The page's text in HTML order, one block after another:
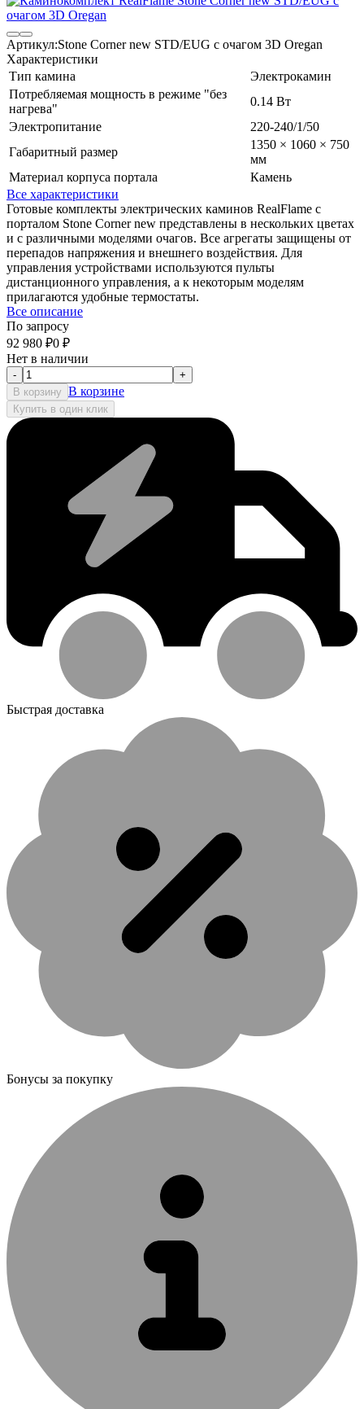
Артикул:Stone Corner new STD/EUG с очагом 3D Oregan
Характеристики
Тип камина
Электрокамин
Потребляемая мощность в режиме "без
нагрева"
0.14 Вт
Электропитание
220-240/1/50
Габаритный размер
1350 × 1060 × 750
мм
Материал корпуса портала
Камень
Все характеристики
Готовые комплекты электрических каминов RealFlame с
порталом Stone Corner new представлены в нескольких цветах
и с различными моделями очагов. Все агрегаты защищены от
перепадов напряжения и внешнего воздействия. Для
управления устройствами используются пульты
дистанционного управления, а к некоторым моделям
прилагаются удобные термостаты.
Все описание
По запросу
92 980 ₽0 ₽
Нет в наличии
-
+
В корзину В корзине
Купить в один клик
Быстрая доставка
Бонусы за покупку